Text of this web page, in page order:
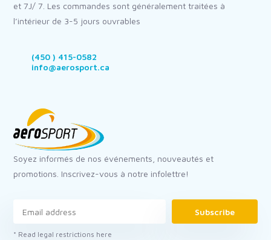
et 7J/ 7. Les commandes sont généralement traitées à
l’intérieur de 3-5 jours ouvrables
(450 ) 415-0582
info@aerosport.ca
Soyez informés de nos événements, nouveautés et
promotions. Inscrivez-vous à notre infolettre!
Subscribe
* Read legal restrictions here